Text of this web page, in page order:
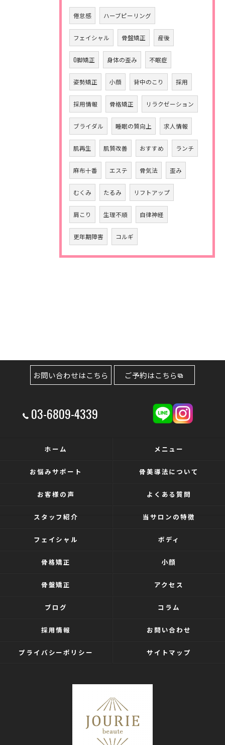
倦怠感 ハーブピーリング
フェイシャル 骨盤矯正 産後
O脚矯正 身体の歪み 不眠症
姿勢矯正 小顔 背中のこり 採用
採用情報 骨格矯正 リラクゼーション
ブライダル 睡眠の質向上 求人情報
肌再生 肌質改善 おすすめ ランチ
麻布十番 エステ 骨気法 歪み
むくみ たるみ リフトアップ
肩こり 生理不順 自律神経
更年期障害 コルギ
03-6809-4339
お問い合わせはこちら ご予約はこちら
ホーム メニュー
お悩みサポート 骨美導法について
お客様の声 よくある質問
スタッフ紹介 当サロンの特徴
フェイシャル ボディ
骨格矯正 小顔
骨盤矯正 アクセス
ブログ コラム
採用情報 お問い合わせ
プライバシーポリシー サイトマップ